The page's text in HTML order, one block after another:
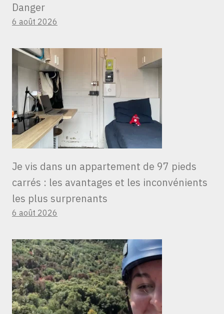
Danger
6 août 2026
Je vis dans un appartement de 97 pieds
carrés : les avantages et les inconvénients
les plus surprenants
6 août 2026